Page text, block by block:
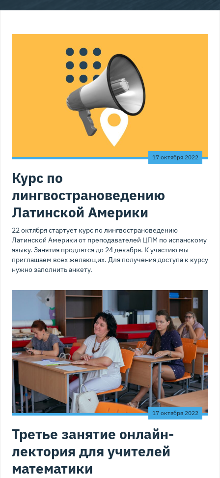
17 октября 2022
Курс по
лингвострановедению
Латинской Америки
22 октября стартует курс по лингвострановедению
Латинской Америки от преподавателей ЦПМ по испанскому
языку. Занятия продлятся до 24 декабря. К участию мы
приглашаем всех желающих. Для получения доступа к курсу
нужно заполнить анкету.
17 октября 2022
Третье занятие онлайн-
лектория для учителей
математики